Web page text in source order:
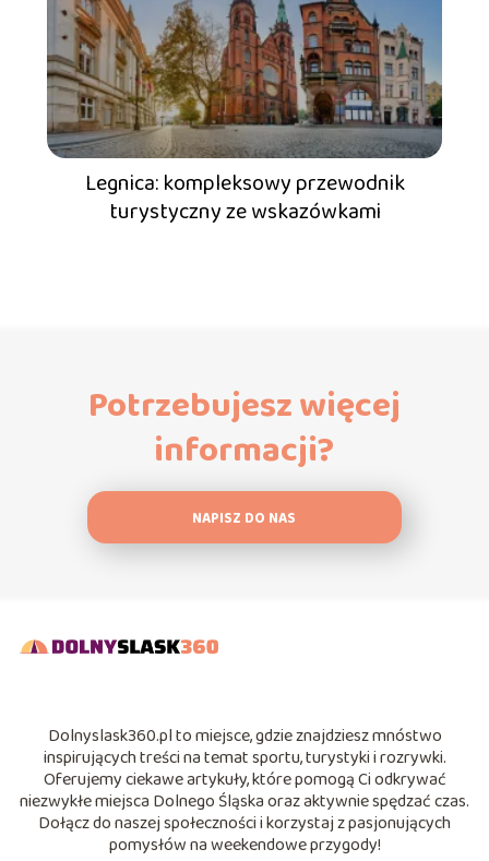
Legnica: kompleksowy przewodnik
turystyczny ze wskazówkami
Potrzebujesz więcej
informacji?
NAPISZ DO NAS
Dolnyslask360.pl to miejsce, gdzie znajdziesz mnóstwo
inspirujących treści na temat sportu, turystyki i rozrywki.
Oferujemy ciekawe artykuły, które pomogą Ci odkrywać
niezwykłe miejsca Dolnego Śląska oraz aktywnie spędzać czas.
Dołącz do naszej społeczności i korzystaj z pasjonujących
pomysłów na weekendowe przygody!